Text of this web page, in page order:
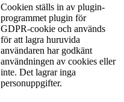
Cookien ställs in av plugin-
programmet plugin för
GDPR-cookie och används
för att lagra huruvida
användaren har godkänt
användningen av cookies eller
inte. Det lagrar inga
personuppgifter.